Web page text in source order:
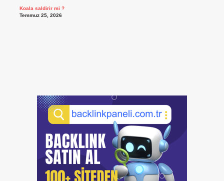
Koala saldirir mi ?
Temmuz 25, 2026